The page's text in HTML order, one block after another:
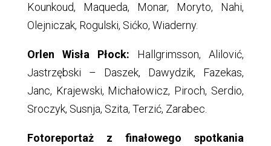
Kounkoud, Maqueda, Monar, Moryto, Nahi,
Olejniczak, Rogulski, Sićko, Wiaderny.
Orlen Wisła Płock: Hallgrimsson, Alilović,
Jastrzębski – Daszek, Dawydzik, Fazekas,
Janc, Krajewski, Michałowicz, Piroch, Serdio,
Sroczyk, Susnja, Szita, Terzić, Zarabec.
Fotoreportaż z finałowego spotkania